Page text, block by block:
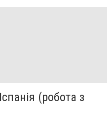
(робота з